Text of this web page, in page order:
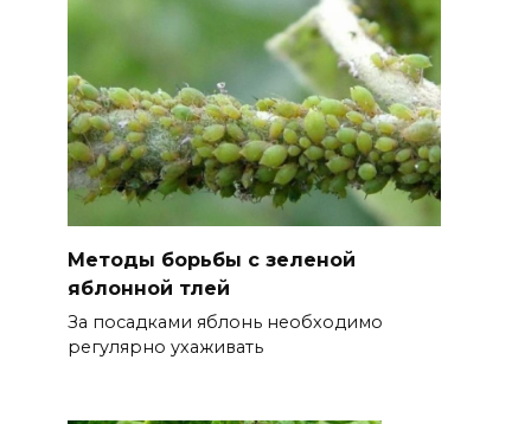
Методы борьбы с зеленой
яблонной тлей
За посадками яблонь необходимо
регулярно ухаживать